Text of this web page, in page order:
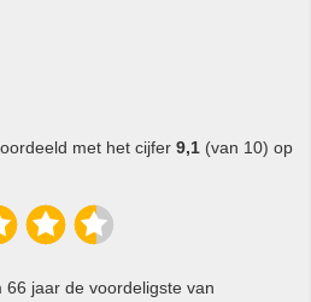
met het cijfer 9,1 (van 10) op
66 jaar de voordeligste van